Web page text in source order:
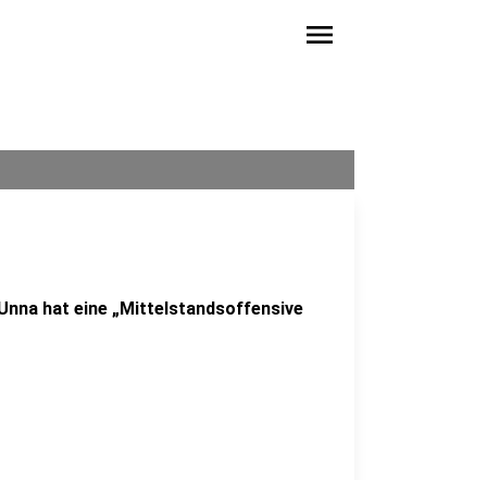
menu
hat eine „Mittelstandsoffensive